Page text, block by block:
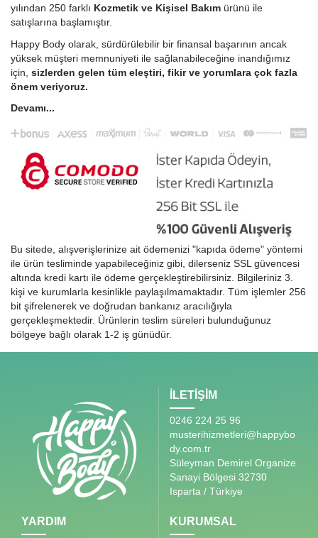
yılından 250 farklı Kozmetik ve Kişisel Bakım ürünü ile
satışlarına başlamıştır.
Happy Body olarak, sürdürülebilir bir finansal başarının ancak
yüksek müşteri memnuniyeti ile sağlanabileceğine inandığımız
için, sizlerden gelen tüm eleştiri, fikir ve yorumlara çok fazla
önem veriyoruz.
Devamı...
Bu sitede, alışverişlerinize ait ödemenizi "kapıda ödeme" yöntemi
ile ürün tesliminde yapabileceğiniz gibi, dilerseniz SSL güvencesi
altında kredi kartı ile ödeme gerçekleştirebilirsiniz. Bilgileriniz 3.
kişi ve kurumlarla kesinlikle paylaşılmamaktadır. Tüm işlemler 256
bit şifrelenerek ve doğrudan bankanız aracılığıyla
gerçekleşmektedir. Ürünlerin teslim süreleri bulunduğunuz
bölgeye bağlı olarak 1-2 iş günüdür.
İLETİŞİM
0246 224 25 96
musterihizmetleri@happybo
dy.com.tr
Süleyman Demirel Organize
Sanayi Bölgesi 32730
Isparta / Türkiye
YARDIM KURUMSAL